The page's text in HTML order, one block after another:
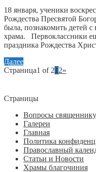
18 января, ученики
Рождества Пресвятой
была, познакомить детей
храма. Первоклассники
праздника Рождества
Далее
Страница1 of 21 2»
Страницы
Вопросы священнику
Галереи
Главная
Политика
Православный
Статьи и Новости
Храмы благочиния